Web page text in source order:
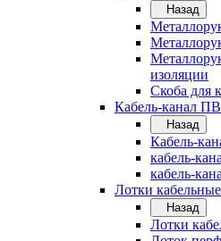
Назад
изоляции
Скоба для
Кабель-канал
Назад
Кабель-
кабель-
кабель-
Лотки
Назад
Лотки